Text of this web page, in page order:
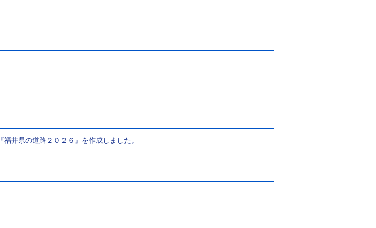
ンフレット）
井県の道路２０２６』を作成しました。